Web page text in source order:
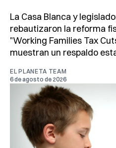
La Casa Blanca y
rebautizaron la reforma
"Working Families Tax
muestran un respaldo
EL PLANETA TEAM
6 de agosto de 2026